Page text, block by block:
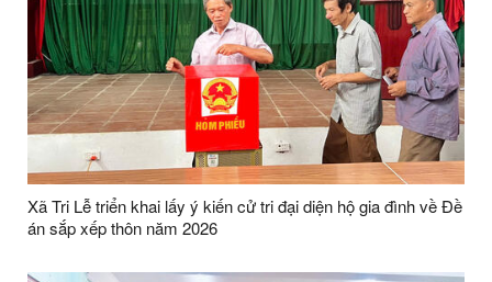
Xã Tri Lễ triển khai lấy ý kiến cử tri đại diện hộ gia đình về Đề
án sắp xếp thôn năm 2026